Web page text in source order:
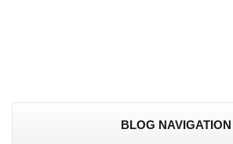
BLOG NAVIGATION